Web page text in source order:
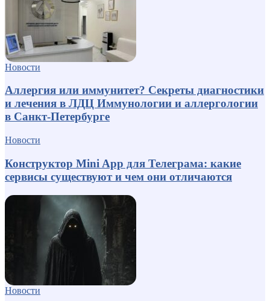
Новости
Аллергия или иммунитет? Секреты диагностики
и лечения в ЛДЦ Иммунологии и аллергологии
в Санкт-Петербурге
Новости
Конструктор Mini App для Телеграма: какие
сервисы существуют и чем они отличаются
Новости